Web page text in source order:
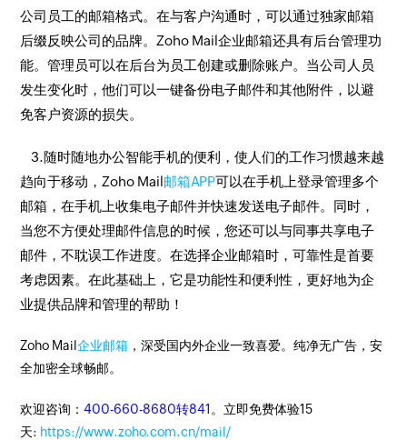
公司员工的邮箱格式。在与客户沟通时，可以通过独家邮箱
后缀反映公司的品牌。Zoho Mail企业邮箱还具有后台管理功
能。管理员可以在后台为员工创建或删除账户。当公司人员
发生变化时，他们可以一键备份电子邮件和其他附件，以避
免客户资源的损失。
3.随时随地办公智能手机的便利，使人们的工作习惯越来越
趋向于移动，Zoho Mail邮箱APP可以在手机上登录管理多个
邮箱，在手机上收集电子邮件并快速发送电子邮件。同时，
当您不方便处理邮件信息的时候，您还可以与同事共享电子
邮件，不耽误工作进度。在选择企业邮箱时，可靠性是首要
考虑因素。在此基础上，它是功能性和便利性，更好地为企
业提供品牌和管理的帮助！
Zoho Mail企业邮箱 ，深受国内外企业一致喜爱。纯净无广告，安
全加密全球畅邮。
欢迎咨询：400-660-8680转841 。立即免费体验15
天: https://www.zoho.com.cn/mail/